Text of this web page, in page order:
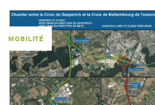
Share on facebook
MOBILITÉ